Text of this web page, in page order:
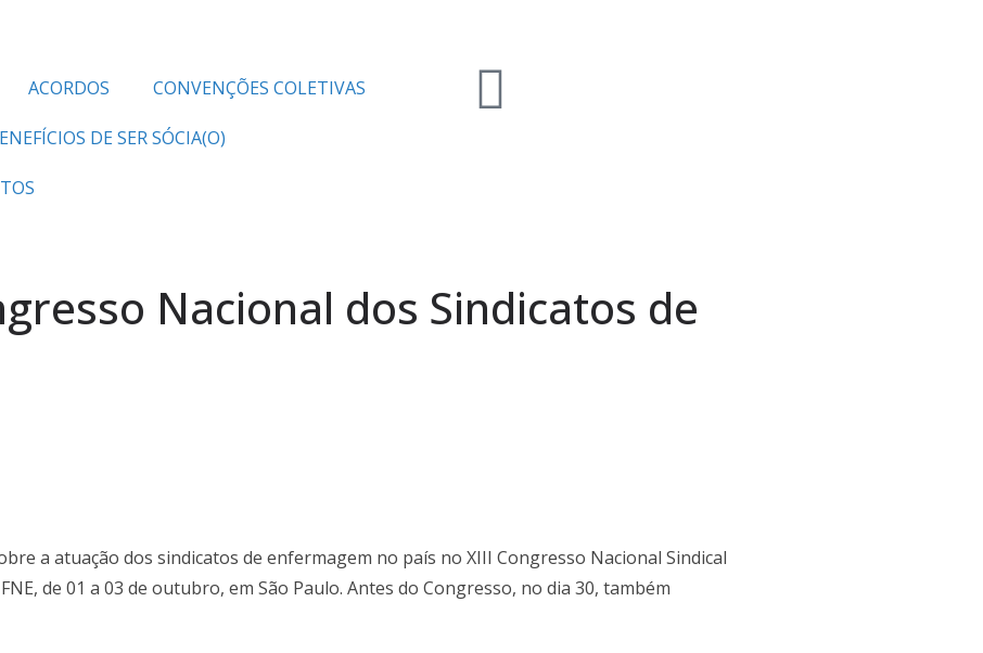
ACORDOS CONVENÇÕES COLETIVAS
DE SER SÓCIA(O)
Nacional dos Sindicatos de
a atuação dos sindicatos de enfermagem no país no XIII Congresso Nacional Sindical
de 01 a 03 de outubro, em São Paulo. Antes do Congresso, no dia 30, também